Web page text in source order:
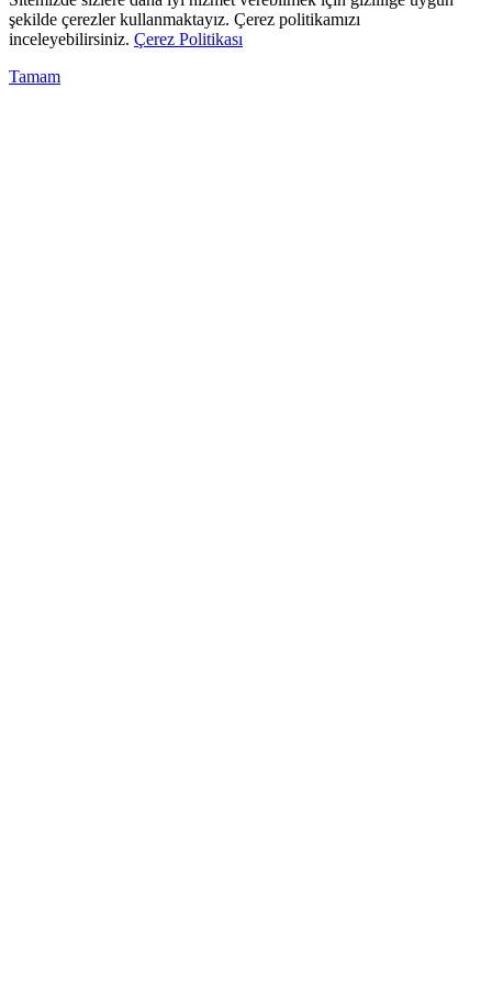
şekilde çerezler kullanmaktayız. Çerez politikamızı
inceleyebilirsiniz. Çerez Politikası
Tamam